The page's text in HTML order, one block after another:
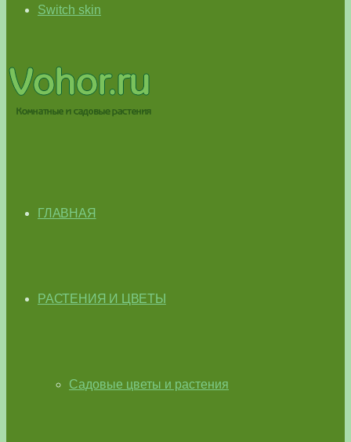
Switch skin
ГЛАВНАЯ
РАСТЕНИЯ И ЦВЕТЫ
Садовые цветы и растения